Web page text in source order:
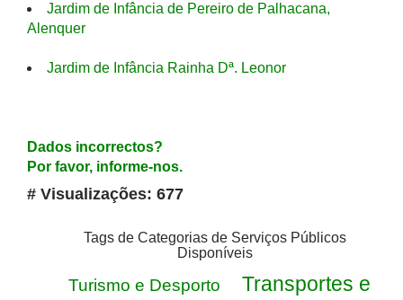
Jardim de Infância de Pereiro de Palhacana,
Alenquer
Jardim de Infância Rainha Dª. Leonor
Dados incorrectos?
Por favor, informe-nos.
# Visualizações: 677
Tags de Categorias de Serviços Públicos
Disponíveis
Turismo e Desporto
Transportes e